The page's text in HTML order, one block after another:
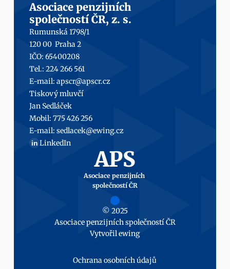
Asociace penzijních
společností ČR, z. s.
Rumunská 1798/1
120 00  Praha 2
IČO: 65400208
Tel.: 224 266 561
E-mail: apscr@apscr.cz
Tiskový mluvčí
Jan Sedláček
Mobil: 775 426 256
E-mail: sedlacek@ewing.cz
in LinkedIn
APS
Asociace penzijních
společností ČR
© 2025
Asociace penzijních společností ČR
Vytvořil ewing
Ochrana osobních údajů